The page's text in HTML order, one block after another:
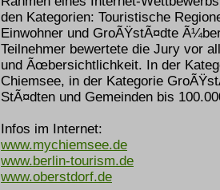
den Kategorien: Touristische
Einwohner und GroÃŸstÃ¤dte
Teilnehmer bewertete die Jury vor
und Ãœbersichtlichkeit. In der
Chiemsee, in der Kategorie
StÃ¤dten und Gemeinden bis
Infos im Internet:
www.mychiemsee.de
www.berlin-tourism.de
www.oberstdorf.de